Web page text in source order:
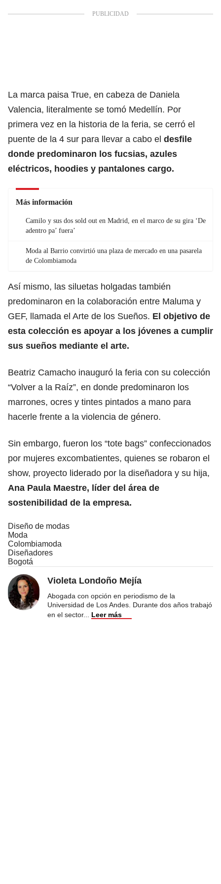
La marca paisa True, en cabeza de Daniela
Valencia, literalmente se tomó Medellín. Por
primera vez en la historia de la feria, se cerró el
puente de la 4 sur para llevar a cabo el desfile
donde predominaron los fucsias, azules
eléctricos, hoodies y pantalones cargo.
Más información
Camilo y sus dos sold out en Madrid, en el marco de su gira ‘De
adentro pa’ fuera’
Moda al Barrio convirtió una plaza de mercado en una pasarela
de Colombiamoda
Así mismo, las siluetas holgadas también
predominaron en la colaboración entre Maluma y
GEF, llamada el Arte de los Sueños. El objetivo de
esta colección es apoyar a los jóvenes a cumplir
sus sueños mediante el arte.
Beatriz Camacho inauguró la feria con su colección
“Volver a la Raíz”, en donde predominaron los
marrones, ocres y tintes pintados a mano para
hacerle frente a la violencia de género.
Sin embargo, fueron los “tote bags” confeccionados
por mujeres excombatientes, quienes se robaron el
show, proyecto liderado por la diseñadora y su hija,
Ana Paula Maestre, líder del área de
sostenibilidad de la empresa.
Diseño de modas
Moda
Colombiamoda
Diseñadores
Bogotá
Violeta Londoño Mejía
Abogada con opción en periodismo de la
Universidad de Los Andes. Durante dos años trabajó
en el sector... Leer más